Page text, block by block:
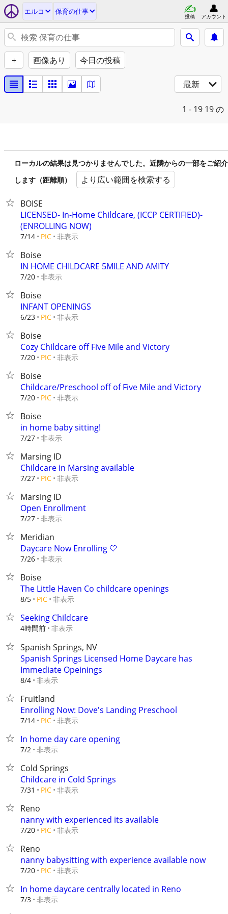
エルコ 保育の仕事
投稿 アカウント
+ 画像あり 今日の投稿
最新
1 - 19 19 の
ローカルの結果は見つかりませんでした。近隣からの一部をご紹介
します（距離順）
より広い範囲を検索する
BOISE
LICENSED- In-Home Childcare, (ICCP CERTIFIED)-
(ENROLLING NOW)
7/14 PIC 非表示
Boise
IN HOME CHILDCARE 5MILE AND AMITY
7/20 非表示
Boise
INFANT OPENINGS
6/23 PIC 非表示
Boise
Cozy Childcare off Five Mile and Victory
7/20 PIC 非表示
Boise
Childcare/Preschool off of Five Mile and Victory
7/20 PIC 非表示
Boise
in home baby sitting!
7/27 非表示
Marsing ID
Childcare in Marsing available
7/27 PIC 非表示
Marsing ID
Open Enrollment
7/27 非表示
Meridian
Daycare Now Enrolling 🤍
7/26 非表示
Boise
The Little Haven Co childcare openings
8/5 PIC 非表示
Seeking Childcare
4時間前 非表示
Spanish Springs, NV
Spanish Springs Licensed Home Daycare has
Immediate Opeinings
8/4 非表示
Fruitland
Enrolling Now: Dove's Landing Preschool
7/14 PIC 非表示
In home day care opening
7/2 非表示
Cold Springs
Childcare in Cold Springs
7/31 PIC 非表示
Reno
nanny with experienced its available
7/20 PIC 非表示
Reno
nanny babysitting with experience available now
7/20 PIC 非表示
In home daycare centrally located in Reno
7/3 非表示